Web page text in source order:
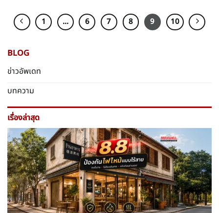
1 … 6 7 8 9 10
BLOG
ข่าวอัพเดท
บทความ
เรื่องล่าสุด